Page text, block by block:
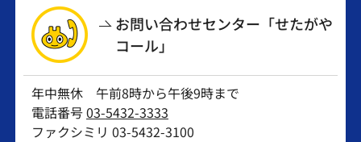
お問い合わせセンター「せたがや
コール」
年中無休 午前8時から午後9時まで
電話番号03-5432-3333
ファクシミリ 03-5432-3100